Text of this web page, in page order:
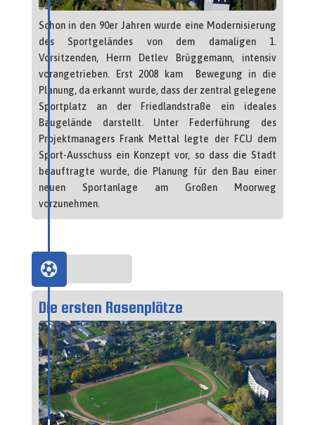
Schon in den 90er Jahren wurde eine Modernisierung
des Sportgeländes von dem damaligen 1.
Vorsitzenden, Herrn Detlev Brüggemann, intensiv
vorangetrieben. Erst 2008 kam Bewegung in die
Planung, da erkannt wurde, dass der zentral gelegene
Sportplatz an der Friedlandstraße ein ideales
Baugelände darstellt. Unter Federführung des
Projektmanagers Frank Mettal legte der FCU dem
Sport-Ausschuss ein Konzept vor, so dass die Stadt
beauftragte wurde, die Planung für den Bau einer
neuen Sportanlage am Großen Moorweg
vorzunehmen.
1955

Die ersten Rasenplätze